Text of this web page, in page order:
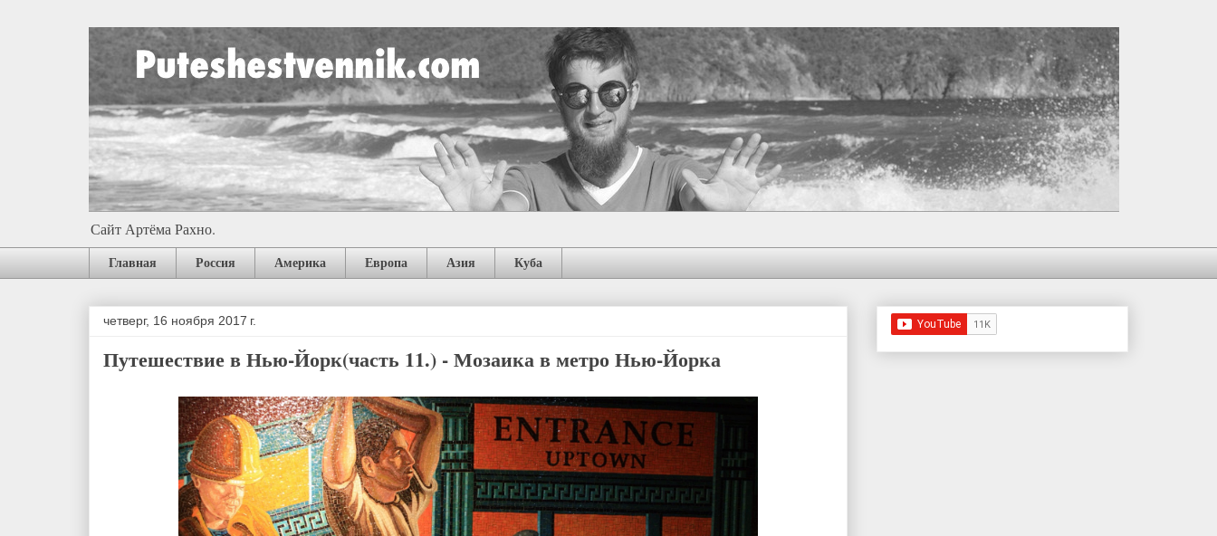
Сайт Артёма Рахно.
Главная
Россия Америка Европа Азия Куба
четверг, 16 ноября 2017 г.
Путешествие в Нью-Йорк(часть 11.) - Мозаика в метро Нью-Йорка